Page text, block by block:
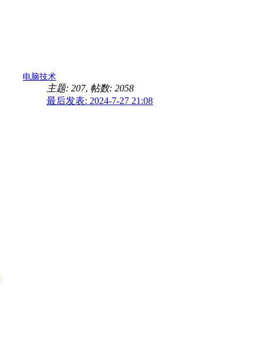
电脑技术
主题: 207, 帖数: 2058
最后发表: 2024-7-27 21:08